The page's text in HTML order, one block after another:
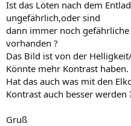
Ist das Löten nach dem
ungefährlich,oder sind
dann immer noch
vorhanden ?
Das Bild ist von der
Könnte mehr Kontrast haben.
Hat das auch was mit den
Kontrast auch besser werden
Gruß